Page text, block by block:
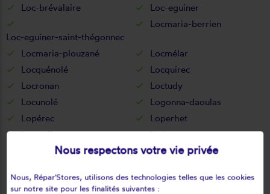
Loc-brévalaire
Loc-eguiner
Loc-eguiner-saint-thégonnec
Locmaria-berrien
Locmaria-plouzané
Locmélar
Locquénolé
Locquirec
Locronan
Loctudy
Locunolé
Logonna-daoulas
Lopérec
Loperhet
Loqueffret
Lothey
Mahalon
Melgven
Milizac
Moëlan-sur-mer
Nous respectons votre vie privée
Nous, Répar'Stores, utilisons des technologies telles que les cookies
sur notre site pour les finalités suivantes :